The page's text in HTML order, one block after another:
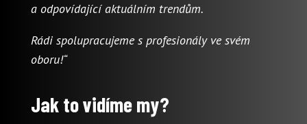
a odpovídající aktuálním trendům.
Rádi spolupracujeme s profesionály ve svém
oboru!“
Jak to vidíme my?